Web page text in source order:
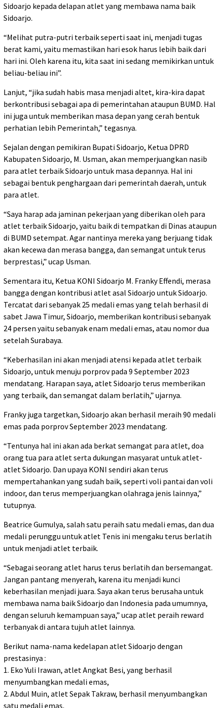
Sidoarjo kepada delapan atlet yang membawa nama baik
Sidoarjo.
“Melihat putra-putri terbaik seperti saat ini, menjadi tugas
berat kami, yaitu memastikan hari esok harus lebih baik dari
hari ini. Oleh karena itu, kita saat ini sedang memikirkan untuk
beliau-beliau ini”.
Lanjut, “jika sudah habis masa menjadi altet, kira-kira dapat
berkontribusi sebagai apa di pemerintahan ataupun BUMD. Hal
ini juga untuk memberikan masa depan yang cerah bentuk
perhatian lebih Pemerintah,” tegasnya.
Sejalan dengan pemikiran Bupati Sidoarjo, Ketua DPRD
Kabupaten Sidoarjo, M. Usman, akan memperjuangkan nasib
para atlet terbaik Sidoarjo untuk masa depannya. Hal ini
sebagai bentuk penghargaan dari pemerintah daerah, untuk
para atlet.
“Saya harap ada jaminan pekerjaan yang diberikan oleh para
atlet terbaik Sidoarjo, yaitu baik di tempatkan di Dinas ataupun
di BUMD setempat. Agar nantinya mereka yang berjuang tidak
akan kecewa dan merasa bangga, dan semangat untuk terus
berprestasi,” ucap Usman.
Sementara itu, Ketua KONI Sidoarjo M. Franky Effendi, merasa
bangga dengan kontribusi atlet asal Sidoarjo untuk Sidoarjo.
Tercatat dari sebanyak 25 medali emas yang telah berhasil di
sabet Jawa Timur, Sidoarjo, memberikan kontribusi sebanyak
24 persen yaitu sebanyak enam medali emas, atau nomor dua
setelah Surabaya.
“Keberhasilan ini akan menjadi atensi kepada atlet terbaik
Sidoarjo, untuk menuju porprov pada 9 September 2023
mendatang. Harapan saya, atlet Sidoarjo terus memberikan
yang terbaik, dan semangat dalam berlatih,” ujarnya.
Franky juga targetkan, Sidoarjo akan berhasil meraih 90 medali
emas pada porprov September 2023 mendatang.
“Tentunya hal ini akan ada berkat semangat para atlet, doa
orang tua para atlet serta dukungan masyarat untuk atlet-
atlet Sidoarjo. Dan upaya KONI sendiri akan terus
mempertahankan yang sudah baik, seperti voli pantai dan voli
indoor, dan terus memperjuangkan olahraga jenis lainnya,”
tutupnya.
Beatrice Gumulya, salah satu peraih satu medali emas, dan dua
medali perunggu untuk atlet Tenis ini mengaku terus berlatih
untuk menjadi atlet terbaik.
“Sebagai seorang atlet harus terus berlatih dan bersemangat.
Jangan pantang menyerah, karena itu menjadi kunci
keberhasilan menjadi juara. Saya akan terus berusaha untuk
membawa nama baik Sidoarjo dan Indonesia pada umumnya,
dengan seluruh kemampuan saya,” ucap atlet peraih reward
terbanyak di antara tujuh atlet lainnya.
Berikut nama-nama kedelapan atlet Sidoarjo dengan
prestasinya :
1. Eko Yuli Irawan, atlet Angkat Besi, yang berhasil
menyumbangkan medali emas,
2. Abdul Muin, atlet Sepak Takraw, berhasil menyumbangkan
satu medali emas,